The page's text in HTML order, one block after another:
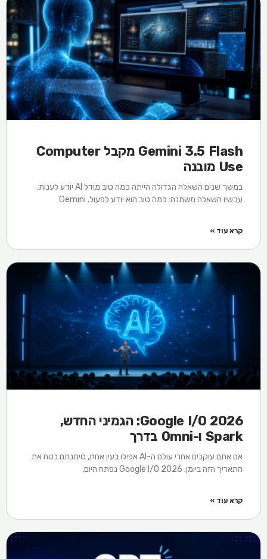
Gemini 3.5 Flash מקבל Computer
Use מובנה
במשך שנים השאלה הגדולה הייתה כמה טוב מודל AI יודע לענות.
עכשיו השאלה משתנה: כמה טוב הוא יודע לפעול. Gemini
קרא עוד »
Google I/O 2026: הגמיני החדש,
Spark ו-Omni בדרך
אם אתם עוקבים אחרי עולם ה-AI אפילו בעין אחת, סימנתם בטח את
התאריך הזה ביומן. Google I/O 2026 נפתח היום,
קרא עוד »